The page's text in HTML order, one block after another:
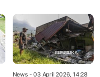
News- 03 April 2026, 14:28